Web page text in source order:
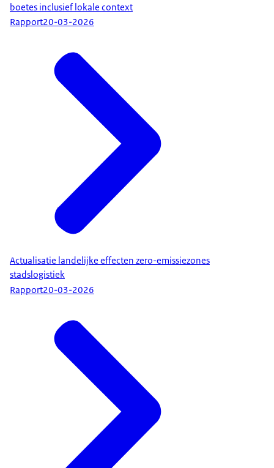
boetes inclusief lokale context
Rapport20-03-2026
Actualisatie landelijke effecten zero-emissiezones
stadslogistiek
Rapport20-03-2026